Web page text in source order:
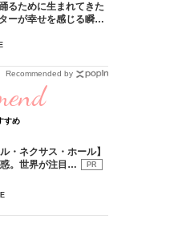
るために生まれてきた
ーが幸せを感じる瞬間
推しドコロ】vol.28
ンチョルさん
Recommended by
すめ
ル・ネクサス・ホール】
。世界が注目…
PR